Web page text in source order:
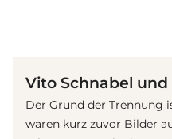
Vito Schnabel
Der Grund der Trennung
waren kurz zuvor Bilder